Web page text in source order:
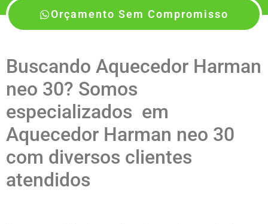
Orçamento Sem Compromisso
Buscando Aquecedor Harman
neo 30? Somos
especializados em
Aquecedor Harman neo 30
com diversos clientes
atendidos